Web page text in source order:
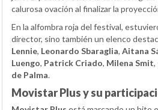
calurosa ovación al finalizar la
En la alfombra roja del festival,
director, sino también un elenco
Lennie, Leonardo Sbaraglia, Aitana
Luengo, Patrick Criado, Milena Smit,
de Palma.
Movistar Plus y su